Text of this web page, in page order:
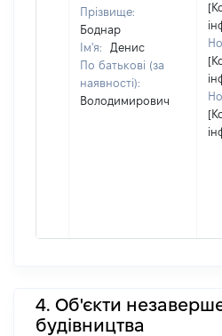
Прізвище:
Боднар
Ім'я:
Денис
По батькові (за
наявності):
Володимирович
4. Об'єкти
будівництва